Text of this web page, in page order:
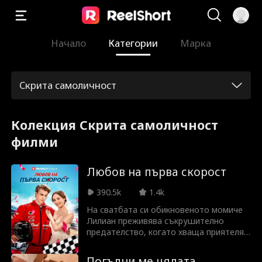
Начало Категории Марка
Скрита самоличност
Колекция Скрита самоличност
филми
Любов на първа скорост
390.5k
1.4k
На сватбата си обикновеното момиче
Лилиан преживява съкрушително
предателство, когато хваща приятеля